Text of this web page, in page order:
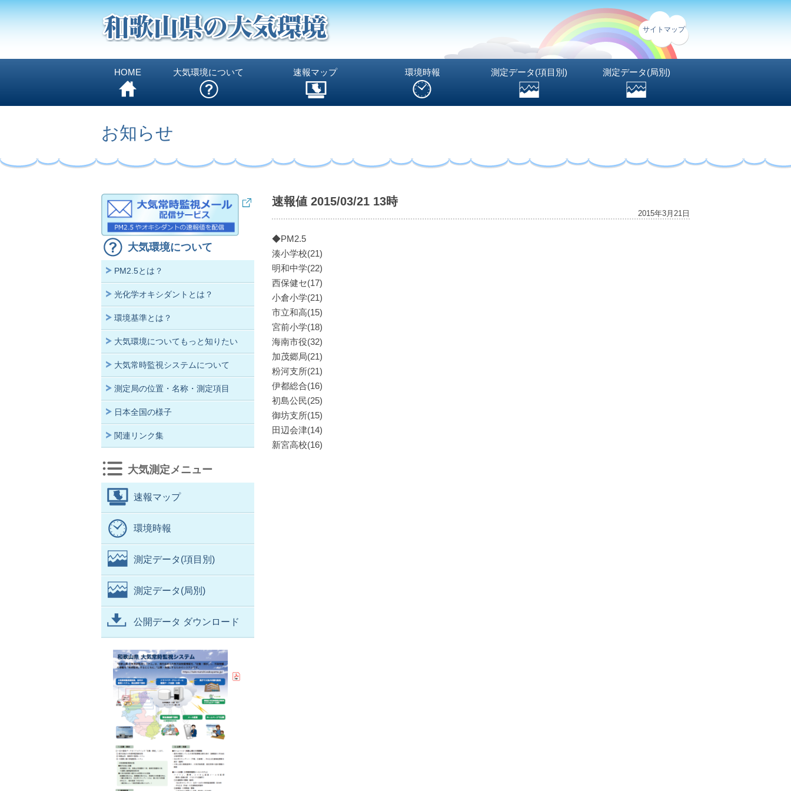
サイトマップ
HOME 大気環境について 速報マップ 環境時報 測定データ(項目別) 測定データ(局別)
お知らせ
速報値 2015/03/21 13時
2015年3月21日
◆PM2.5
湊小学校(21)
明和中学(22)
西保健セ(17)
小倉小学(21)
市立和高(15)
宮前小学(18)
海南市役(32)
加茂郷局(21)
粉河支所(21)
伊都総合(16)
初島公民(25)
御坊支所(15)
田辺会津(14)
新宮高校(16)
大気環境について
PM2.5とは？
光化学オキシダントとは？
環境基準とは？
大気環境についてもっと知りたい
大気常時監視システムについて
測定局の位置・名称・測定項目
日本全国の様子
関連リンク集
大気測定メニュー
速報マップ
環境時報
測定データ(項目別)
測定データ(局別)
公開データ ダウンロード